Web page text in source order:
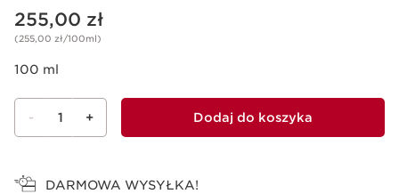
Aktualna cena 255,00 zł
255,00 zł
(255,00 zł/100ml)
100 ml
- 1 + Dodaj do koszyka
DARMOWA WYSYŁKA!